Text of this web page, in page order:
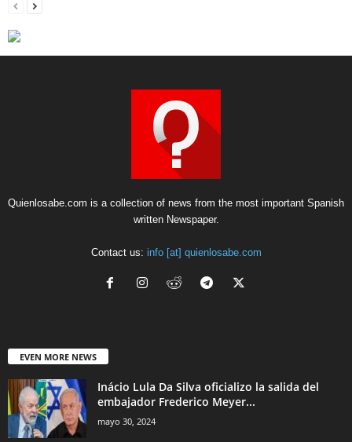
Quienlosabe.com is a collection of news from the most important Spanish
written Newspaper.
Contact us: info [at] quienlosabe.com
EVEN MORE NEWS
Inácio Lula Da Silva oficializo la salida del
embajador Frederico Meyer...
mayo 30, 2024